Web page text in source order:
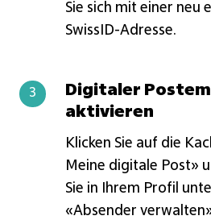
Sie sich mit einer neu
SwissID-Adresse.
3
Digitaler
aktivieren
Klicken Sie auf die
Meine digitale Post»
Sie in Ihrem Profil
«Absender verwalten
Digitaler
Postempfang
aktivieren